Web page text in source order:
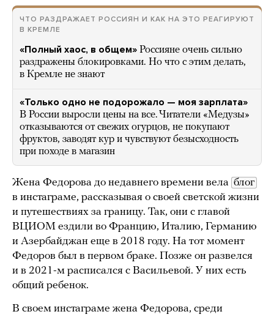
ЧТО РАЗДРАЖАЕТ РОССИЯН И КАК НА ЭТО РЕАГИРУЮТ
В КРЕМЛЕ
«Полный хаос, в общем» Россияне очень сильно
раздражены блокировками. Но что с этим делать,
в Кремле не знают
«Только одно не подорожало — моя зарплата»
В России выросли цены на все. Читатели «Медузы»
отказываются от свежих огурцов, не покупают
фруктов, заводят кур и чувствуют безысходность
при походе в магазин
Жена Федорова до недавнего времени вела блог
в инстаграме, рассказывая о своей светской жизни
и путешествиях за границу. Так, они с главой
ВЦИОМ ездили во Францию, Италию, Германию
и Азербайджан еще в 2018 году. На тот момент
Федоров был в первом браке. Позже он развелся
и в 2021-м расписался с Васильевой. У них есть
общий ребенок.
В своем инстаграме жена Федорова, среди